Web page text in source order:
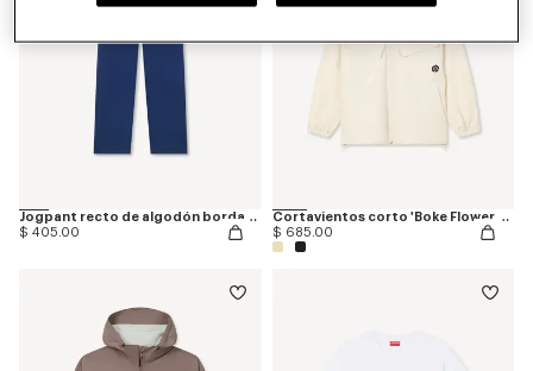
Jogpant recto de algodón bordado 'Boke Flower 2.0'
$ 405.00
Cortavientos corto 'Boke Flower 2.0'
$ 685.00